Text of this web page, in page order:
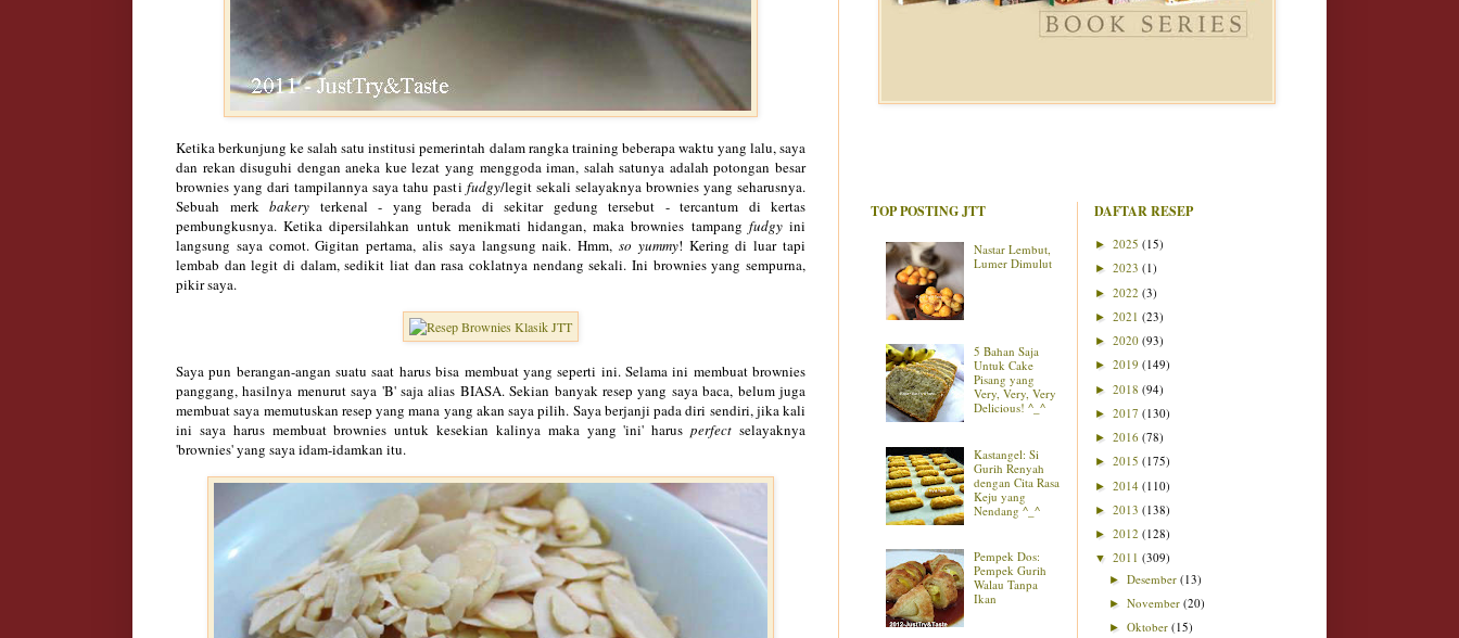
Ketika berkunjung ke salah satu institusi pemerintah dalam rangka training beberapa waktu yang lalu, saya
dan rekan disuguhi dengan aneka kue lezat yang menggoda iman, salah satunya adalah potongan besar
brownies yang dari tampilannya saya tahu pasti fudgy/legit sekali selayaknya brownies yang seharusnya.
Sebuah merk bakery terkenal - yang berada di sekitar gedung tersebut - tercantum di kertas
pembungkusnya. Ketika dipersilahkan untuk menikmati hidangan, maka brownies tampang fudgyini
langsung saya comot. Gigitan pertama, alis saya langsung naik. Hmm, so yummy! Kering di luar tapi
lembab dan legit di dalam, sedikit liat dan rasa coklatnya nendang sekali. Ini brownies yang sempurna,
pikir saya.
Saya pun berangan-angan suatu saat harus bisa membuat yang seperti ini. Selama ini membuat brownies
panggang, hasilnya menurut saya 'B' saja alias BIASA. Sekian banyak resep yang saya baca, belum juga
membuat saya memutuskan resep yang mana yang akan saya pilih. Saya berjanji pada diri sendiri, jika kali
ini saya harus membuat brownies untuk kesekian kalinya maka yang 'ini' harusperfect selayaknya
'brownies' yang saya idam-idamkan itu.
TOP POSTING JTT
Nastar Lembut,
Lumer Dimulut
5 Bahan Saja
Untuk Cake
Pisang yang
Very, Very, Very
Delicious! ^_^
Kastangel: Si
Gurih Renyah
dengan Cita Rasa
Keju yang
Nendang ^_^
Pempek Dos:
Pempek Gurih
Walau Tanpa
Ikan
DAFTAR RESEP
► 2025 (15)
► 2023 (1)
► 2022 (3)
► 2021 (23)
► 2020 (93)
► 2019 (149)
► 2018 (94)
► 2017 (130)
► 2016 (78)
► 2015 (175)
► 2014 (110)
► 2013 (138)
► 2012 (128)
▼ 2011 (309)
►Desember(13)
►November(20)
►Oktober(15)